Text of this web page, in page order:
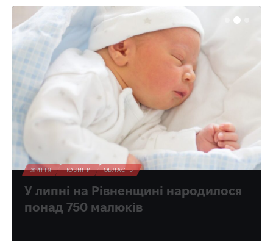
ЖИТТЯ НОВИНИ ОБЛАСТЬ
У липні на Рівненщині народилося
понад 750 малюків